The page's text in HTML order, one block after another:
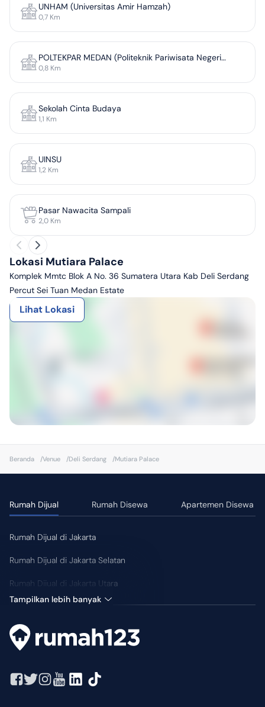
UNHAM (Universitas Amir Hamzah)
0,7 Km
POLTEKPAR MEDAN (Politeknik Pariwisata Negeri
Medan)
0,8 Km
Sekolah Cinta Budaya
1,1 Km
UINSU
1,2 Km
Pasar Nawacita Sampali
2,0 Km
Lokasi Mutiara Palace
Komplek Mmtc Blok A No. 36 Sumatera Utara Kab Deli Serdang
Percut Sei Tuan Medan Estate
Lihat Lokasi
Beranda /Venue /Deli Serdang /Mutiara Palace
Rumah Dijual Rumah Disewa Apartemen Disewa
Rumah Dijual di Jakarta
Rumah Dijual di Jakarta Selatan
Rumah Dijual di Jakarta Utara
Tampilkan lebih banyak